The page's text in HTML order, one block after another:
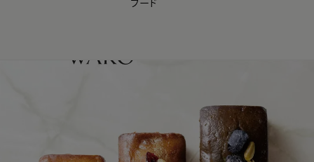
【会員様限定】夏のプレゼントキャンペーン開催中
フード